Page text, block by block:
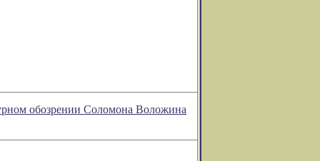
обозрении Соломона Воложина